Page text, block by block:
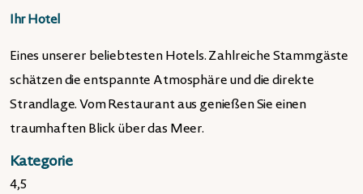
Ihr Hotel
Eines unserer beliebtesten Hotels. Zahlreiche Stammgäste
schätzen die entspannte Atmosphäre und die direkte
Strandlage. Vom Restaurant aus genießen Sie einen
traumhaften Blick über das Meer.
Kategorie
4,5